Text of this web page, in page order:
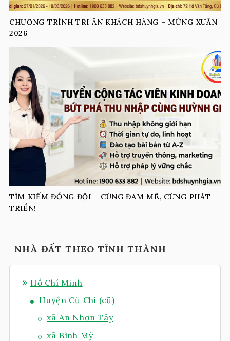
CHƯƠNG TRÌNH TRI ÂN KHÁCH HÀNG – MỪNG XUÂN
2026
TÌM KIẾM ĐỒNG ĐỘI – CÙNG ĐAM MÊ, CÙNG PHÁT
TRIỂN!
NHÀ ĐẤT THEO TỈNH THÀNH
Hồ Chí Minh
Huyện Củ Chi (cũ)
xã An Nhơn Tây
xã Bình Mỹ